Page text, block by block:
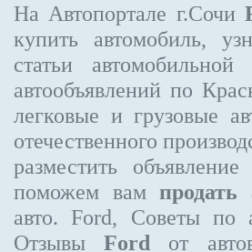
На Автопортале г.Сочи
купить автомобиль,
статьи
автообъявлений по
легковые и грузовые
отечественного
разместить объявление
поможем вампродать
авто. Ford, Советы
ОтзывыFord от